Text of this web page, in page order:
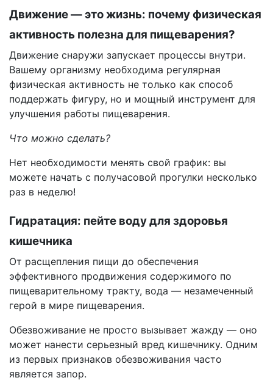
Движение — это жизнь: почему физическая
активность полезна для пищеварения?
Движение снаружи запускает процессы внутри.
Вашему организму необходима регулярная
физическая активность не только как способ
поддержать фигуру, но и мощный инструмент для
улучшения работы пищеварения.
Что можно сделать?
Нет необходимости менять свой график: вы
можете начать с получасовой прогулки несколько
раз в неделю!
Гидратация: пейте воду для здоровья
кишечника
От расщепления пищи до обеспечения
эффективного продвижения содержимого по
пищеварительному тракту, вода — незамеченный
герой в мире пищеварения.
Обезвоживание не просто вызывает жажду — оно
может нанести серьезный вред кишечнику. Одним
из первых признаков обезвоживания часто
является запор.